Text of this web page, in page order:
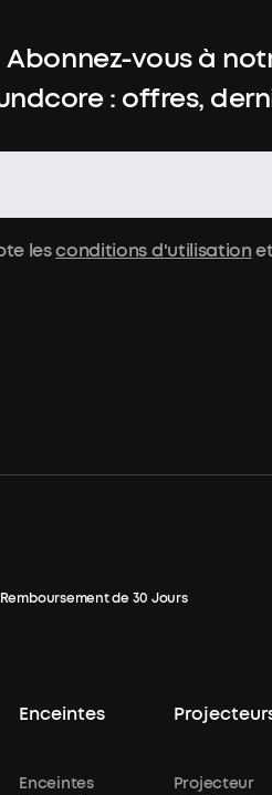
Abonnez-vous à
: offres,
lesconditions d'utilisation
de 30 Jours
Enceintes
Enceintes
Projecteur